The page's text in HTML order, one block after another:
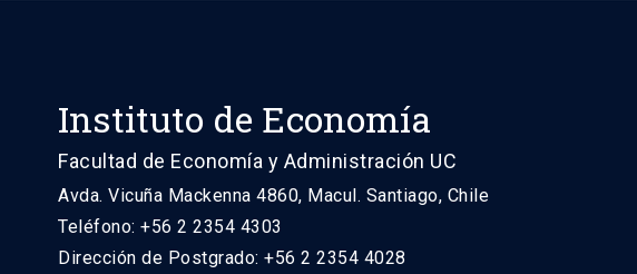
Instituto de Economía
Facultad de Economía y Administración UC
Avda. Vicuña Mackenna 4860, Macul. Santiago, Chile
Teléfono: +56 2 2354 4303
Dirección de Postgrado: +56 2 2354 4028